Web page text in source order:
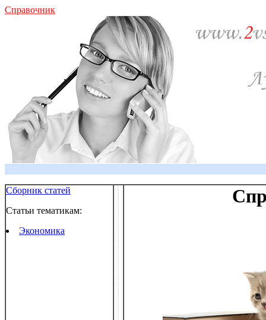
Справочник
Сборник статей
Статьи тематикам:
Экономика